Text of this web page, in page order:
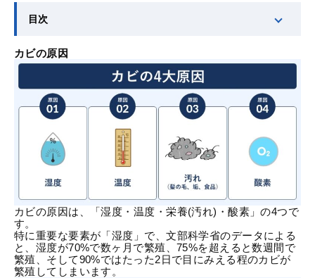
目次
カビの原因
カビの原因は、「湿度・温度・栄養(汚れ)・酸素」の4つで
す。
特に重要な要素が「湿度」で、文部科学省のデータによる
と、湿度が70%で数ヶ月で繁殖、75%を超えると数週間で
繁殖、そして90%ではたった2日で目にみえる程のカビが
繁殖してしまいます。